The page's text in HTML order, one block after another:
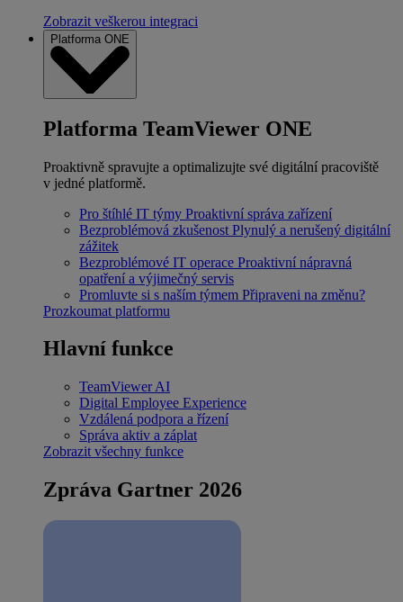
Zobrazit veškerou integraci
Platforma ONE
Platforma TeamViewer ONE
Proaktivně spravujte a optimalizujte své digitální pracoviště
v jedné platformě.
Pro štíhlé IT týmy Proaktivní správa zařízení
Bezproblémová zkušenost Plynulý a nerušený digitální
zážitek
Bezproblémové IT operace Proaktivní nápravná
opatření a výjimečný servis
Promluvte si s naším týmem Připraveni na změnu?
Prozkoumat platformu
Hlavní funkce
TeamViewer AI
Digital Employee Experience
Vzdálená podpora a řízení
Správa aktiv a záplat
Zobrazit všechny funkce
Zpráva Gartner 2026